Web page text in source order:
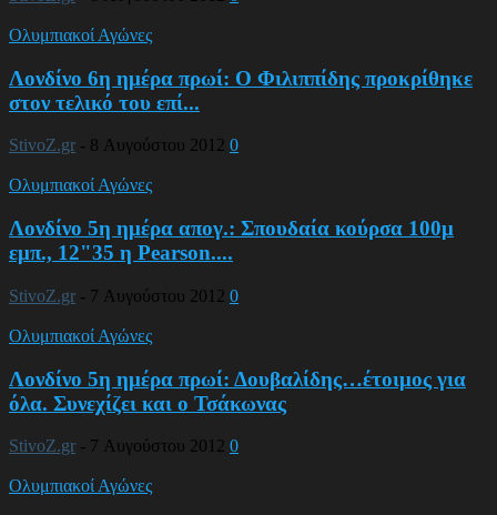
Ολυμπιακοί Αγώνες
Λονδίνο 6η ημέρα πρωί: Ο Φιλιππίδης προκρίθηκε
στον τελικό του επί...
StivoZ.gr - 8 Αυγούστου 2012 0
Ολυμπιακοί Αγώνες
Λονδίνο 5η ημέρα απογ.: Σπουδαία κούρσα 100μ
εμπ., 12"35 η Pearson....
StivoZ.gr - 7 Αυγούστου 2012 0
Ολυμπιακοί Αγώνες
Λονδίνο 5η ημέρα πρωί: Δουβαλίδης…έτοιμος για
όλα. Συνεχίζει και ο Τσάκωνας
StivoZ.gr - 7 Αυγούστου 2012 0
Ολυμπιακοί Αγώνες